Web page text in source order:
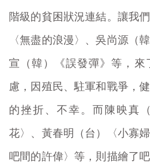
階級的貧困狀況連結。讓我
〈無盡的浪漫〉、吳尚源（
宣（韓）《誤發彈》等，來
慮，因殖民、駐軍和戰爭，
的挫折、不幸。而陳映真
花〉、黃春明（台）〈小寡
吧間的許偉〉等，則描繪了